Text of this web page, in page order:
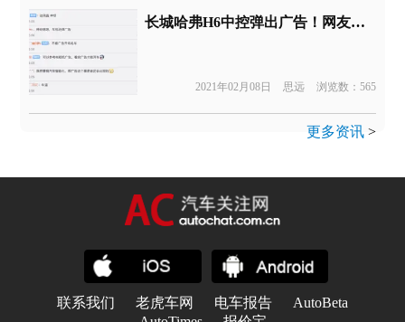
长城哈弗H6中控弹出广告！网友调侃：挂挡才能走？
2021年02月08日 思远 浏览数：565
更多资讯>
联系我们 老虎车网 电车报告
AutoBeta